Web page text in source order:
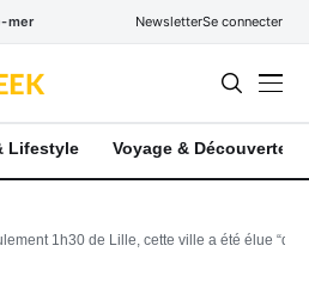
mer NewsletterSe connecter
Lifestyle Voyage & Découverte
1h30 de Lille, cette ville a été élue